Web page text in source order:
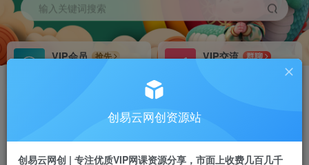
输入关键词搜索
VIP会员
抢先
VIP交流
群聊
研究探讨更多创业项目路子。
会员专属推广链接
挂机 项目
APP下载
GO
创易云网创资源站
创易云网创 | 专注优质VIP网课资源分享，市面上收费几百几千